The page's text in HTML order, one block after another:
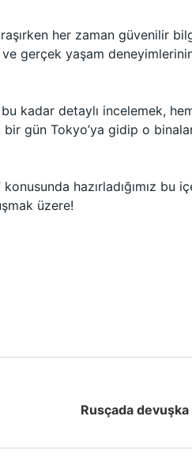
her zaman güvenilir
ve gerçek yaşam
kadar detaylı incelemek,
bir gün Tokyo’ya gidip o
hazırladığımız bu
üzere!
Rusçada